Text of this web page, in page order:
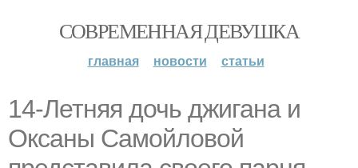
СОВРЕМЕННАЯ ДЕВУШКА
главная новости статьи
14-Летняя дочь джигана и
Оксаны Самойловой